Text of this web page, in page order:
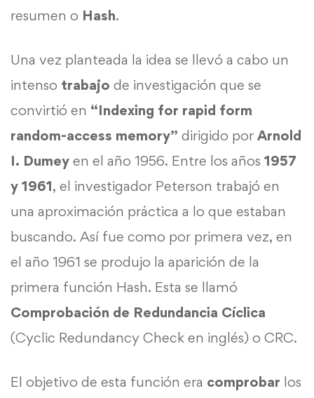
resumen o Hash.
Una vez planteada la idea se llevó a cabo un
intenso trabajo de investigación que se
convirtió en “Indexing for rapid form
random-access memory” dirigido por Arnold
I. Dumey en el año 1956. Entre los años 1957
y 1961, el investigador Peterson trabajó en
una aproximación práctica a lo que estaban
buscando. Así fue como por primera vez, en
el año 1961 se produjo la aparición de la
primera función Hash. Esta se llamó
Comprobación de Redundancia Cíclica
(Cyclic Redundancy Check en inglés) o CRC.
El objetivo de esta función era comprobar los